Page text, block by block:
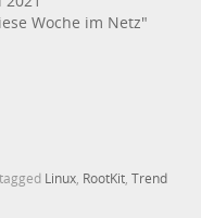
Woche im Netz"
Linux RootKit ,Trend